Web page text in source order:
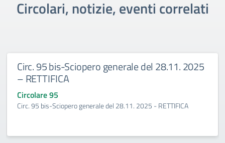
Circolari, notizie, eventi correlati
Circ. 95 bis-Sciopero generale del 28.11. 2025
– RETTIFICA
Circolare 95
Circ. 95 bis-Sciopero generale del 28.11. 2025 - RETTIFICA